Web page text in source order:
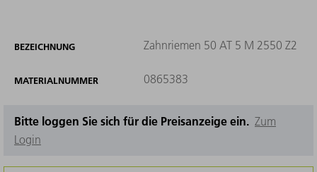
BEZEICHNUNG Zahnriemen 50 AT 5 M 2550 Z2
MATERIALNUMMER 0865383
Bitte loggen Sie sich für die Preisanzeige ein. Zum
Login